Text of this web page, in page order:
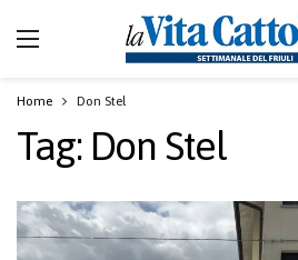
Home Don Stel
Tag: Don Stel